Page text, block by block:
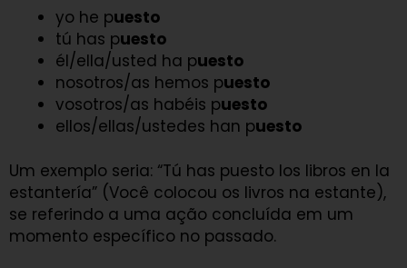
yo he puesto
tú has puesto
él/ella/usted ha puesto
nosotros/as hemos puesto
vosotros/as habéis puesto
ellos/ellas/ustedes han puesto
Um exemplo seria: “Tú has puesto los libros en la
estantería” (Você colocou os livros na estante),
se referindo a uma ação concluída em um
momento específico no passado.